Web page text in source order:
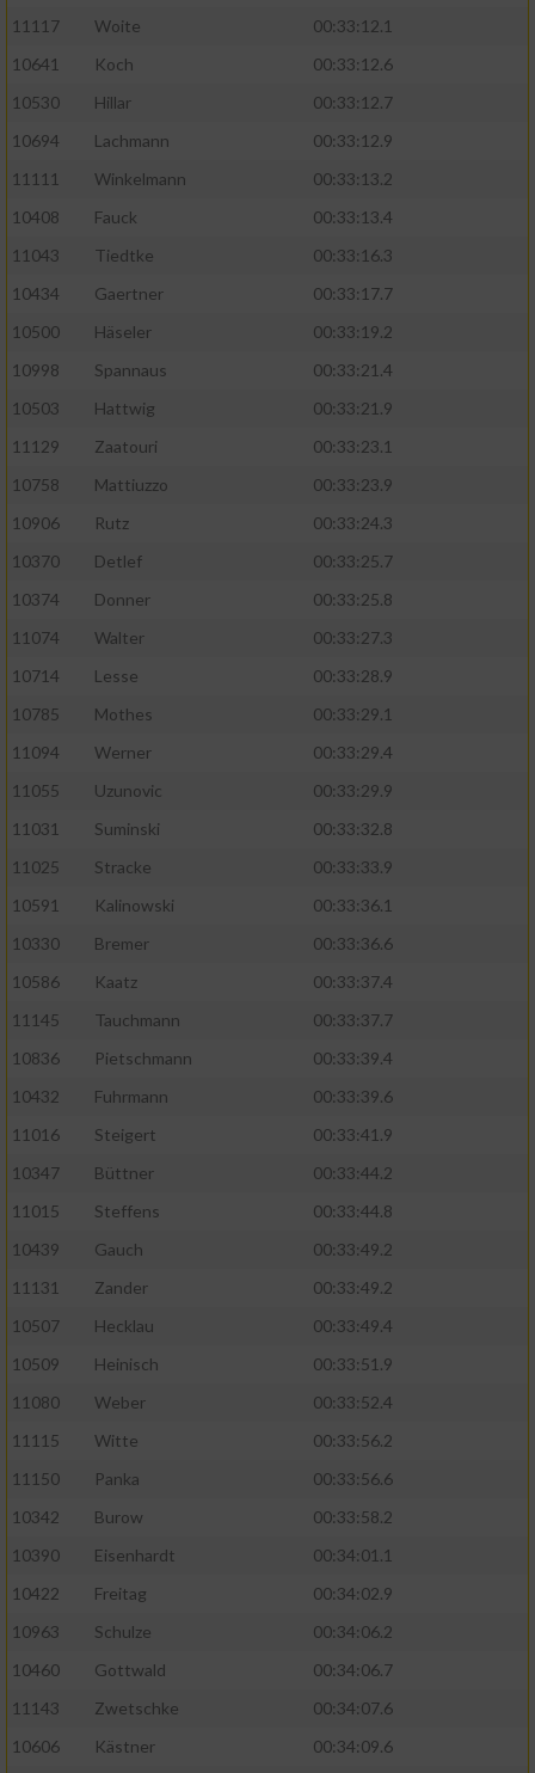
11117
Woite
00:33:12.1
10641
Koch
00:33:12.6
10530
Hillar
00:33:12.7
10694
Lachmann
00:33:12.9
11111
Winkelmann
00:33:13.2
10408
Fauck
00:33:13.4
11043
Tiedtke
00:33:16.3
10434
Gaertner
00:33:17.7
10500
Häseler
00:33:19.2
10998
Spannaus
00:33:21.4
10503
Hattwig
00:33:21.9
11129
Zaatouri
00:33:23.1
10758
Mattiuzzo
00:33:23.9
10906
Rutz
00:33:24.3
10370
Detlef
00:33:25.7
10374
Donner
00:33:25.8
11074
Walter
00:33:27.3
10714
Lesse
00:33:28.9
10785
Mothes
00:33:29.1
11094
Werner
00:33:29.4
11055
Uzunovic
00:33:29.9
11031
Suminski
00:33:32.8
11025
Stracke
00:33:33.9
10591
Kalinowski
00:33:36.1
10330
Bremer
00:33:36.6
10586
Kaatz
00:33:37.4
11145
Tauchmann
00:33:37.7
10836
Pietschmann
00:33:39.4
10432
Fuhrmann
00:33:39.6
11016
Steigert
00:33:41.9
10347
Büttner
00:33:44.2
11015
Steffens
00:33:44.8
10439
Gauch
00:33:49.2
11131
Zander
00:33:49.2
10507
Hecklau
00:33:49.4
10509
Heinisch
00:33:51.9
11080
Weber
00:33:52.4
11115
Witte
00:33:56.2
11150
Panka
00:33:56.6
10342
Burow
00:33:58.2
10390
Eisenhardt
00:34:01.1
10422
Freitag
00:34:02.9
10963
Schulze
00:34:06.2
10460
Gottwald
00:34:06.7
11143
Zwetschke
00:34:07.6
10606
Kästner
00:34:09.6
Funktional
Werbung